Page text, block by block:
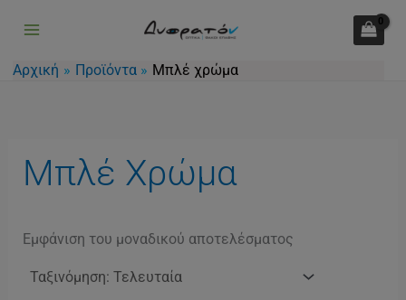
περιεχόμενο
Αρχική Προϊόντα Μπλέ χρώμα
Μπλέ Χρώμα
Εμφάνιση του μοναδικού αποτελέσματος